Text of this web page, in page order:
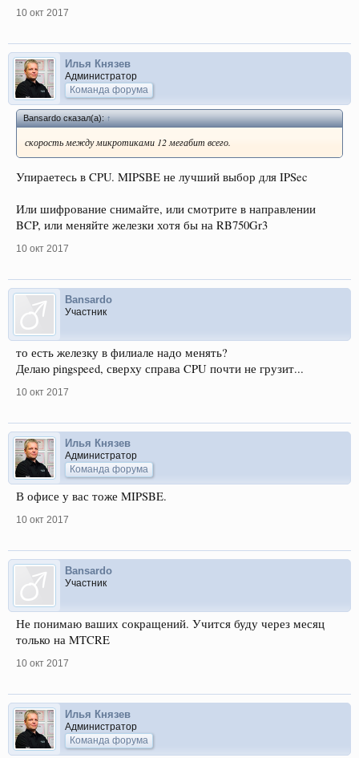
10 окт 2017
Илья Князев
Администратор
Команда форума
Bansardo сказал(а):↑
скорость между микротиками 12 мегабит всего.
Упираетесь в CPU. MIPSBE не лучший выбор для IPSec
Или шифрование снимайте, или смотрите в направлении
BCP, или меняйте железки хотя бы на RB750Gr3
10 окт 2017
Bansardo
Участник
то есть железку в филиале надо менять?
Делаю pingspeed, сверху справа CPU почти не грузит...
10 окт 2017
Илья Князев
Администратор
Команда форума
В офисе у вас тоже MIPSBE.
10 окт 2017
Bansardo
Участник
Не понимаю ваших сокращений. Учится буду через месяц
только на MTCRE
10 окт 2017
Илья Князев
Администратор
Команда форума